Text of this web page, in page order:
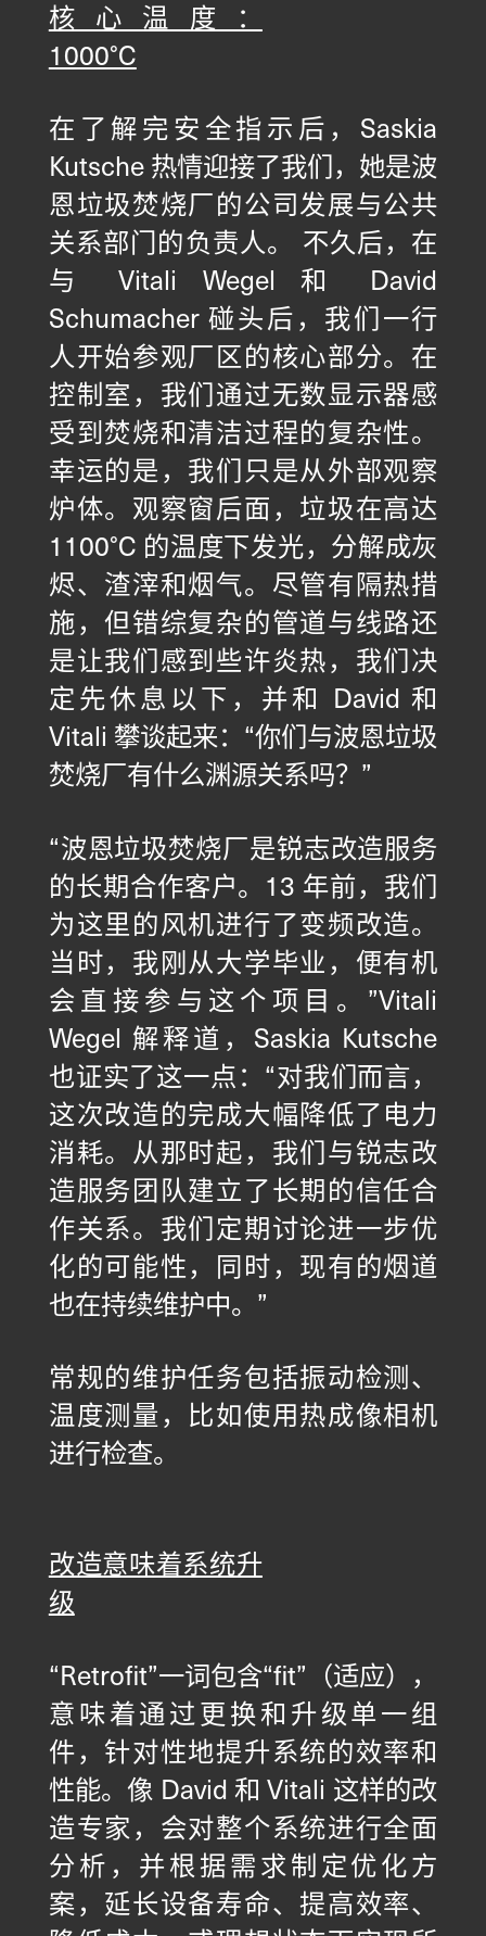
核心温度：
1000°C
在了解完安全指示后，Saskia
Kutsche 热情迎接了我们，她是波
恩垃圾焚烧厂的公司发展与公共
关系部门的负责人。 不久后，在
与 Vitali Wegel 和 David
Schumacher 碰头后，我们一行
人开始参观厂区的核心部分。在
控制室，我们通过无数显示器感
受到焚烧和清洁过程的复杂性。
幸运的是，我们只是从外部观察
炉体。观察窗后面，垃圾在高达
1100°C 的温度下发光，分解成灰
烬、渣滓和烟气。尽管有隔热措
施，但错综复杂的管道与线路还
是让我们感到些许炎热，我们决
定先休息以下，并和 David 和
Vitali 攀谈起来：“你们与波恩垃圾
焚烧厂有什么渊源关系吗？”
“波恩垃圾焚烧厂是锐志改造服务
的长期合作客户。13 年前，我们
为这里的风机进行了变频改造。
当时，我刚从大学毕业，便有机
会直接参与这个项目。”Vitali
Wegel 解释道，Saskia Kutsche
也证实了这一点：“对我们而言，
这次改造的完成大幅降低了电力
消耗。从那时起，我们与锐志改
造服务团队建立了长期的信任合
作关系。我们定期讨论进一步优
化的可能性，同时，现有的烟道
也在持续维护中。”
常规的维护任务包括振动检测、
温度测量，比如使用热成像相机
进行检查。
改造意味着系统升
级
“Retrofit”一词包含“fit”（适应），
意味着通过更换和升级单一组
件，针对性地提升系统的效率和
性能。像 David 和 Vitali 这样的改
造专家，会对整个系统进行全面
分析，并根据需求制定优化方
案，延长设备寿命、提高效率、
欢迎在线提交您的咨询问题。
一般问题
新业务
服务 备件